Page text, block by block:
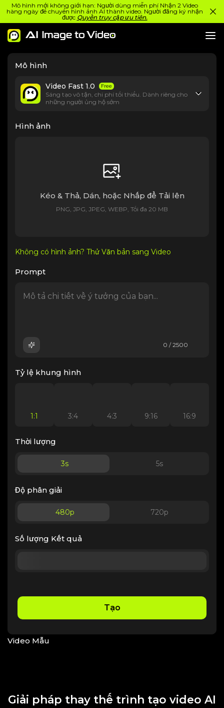
Mô hình mới không giới hạn: Người dùng miễn phí Nhận 2 Video
hàng ngày để chuyển hình ảnh AI thành video. Người đăng ký nhận
được Quyền truy cập ưu tiên.
Mô hình
Video Fast 1.0 Free
Sáng tạo vô tận, chi phí tối thiểu. Dành riêng cho
những người ủng hộ sớm
Hình ảnh
Kéo & Thả, Dán, hoặc Nhấp để Tải lên
PNG, JPG, JPEG, WEBP, Tối đa 20 MB
Không có hình ảnh? Thử Văn bản sang Video
Prompt
0 / 2500
Tỷ lệ khung hình
1:1 3:4 4:3 9:16 16:9
Thời lượng
3s 5s
Độ phân giải
480p 720p
Số lượng Kết quả
Tạo
Video Mẫu
Giải pháp thay thế trình tạo video AI